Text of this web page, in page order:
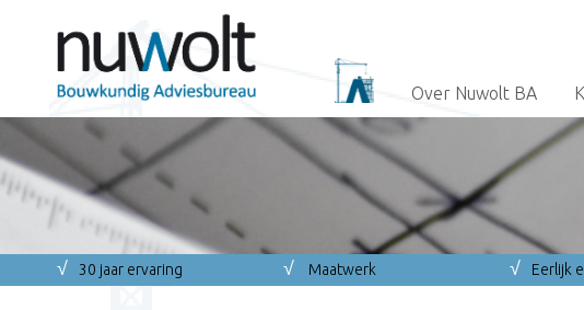
Over Nuwolt BA
√ 30 jaar ervaring √ Maatwerk √ Eerlijk